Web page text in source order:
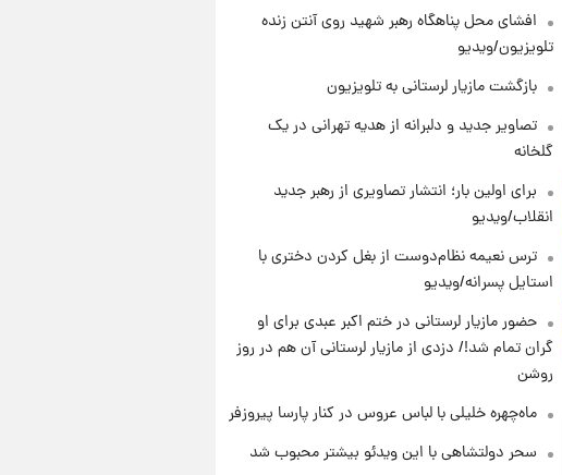
افشای محل پناهگاه‌ رهبر شهید روی آنتن زنده
تلویزیون/ویدیو
بازگشت مازیار لرستانی به تلویزیون
تصاویر جدید و دلبرانه از هدیه تهرانی در یک
گلخانه
برای اولین بار؛ انتشار تصاویری از رهبر جدید
انقلاب/ویدیو
ترس نعیمه نظام‌دوست از بغل کردن دختری با
استایل پسرانه/ویدیو
حضور مازیار لرستانی در ختم اکبر عبدی برای او
گران تمام شد!/ دزدی از مازیار لرستانی آن هم در روز
روشن
ماه‌چهره خلیلی با لباس عروس در کنار پارسا پیروزفر
سحر دولتشاهی با این ویدئو بیشتر محبوب شد